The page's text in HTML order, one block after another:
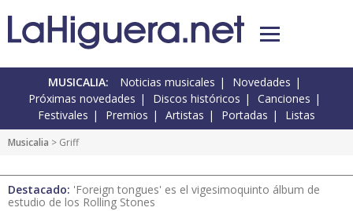
MUSICALIA: Noticias musicales
Novedades
Próximas novedades
Discos históricos
Canciones
Festivales
Premios Artistas Portadas Listas
Musicalia > Griff
Destacado: 'Foreign tongues' es el vigesimoquinto álbum de
estudio de los Rolling Stones